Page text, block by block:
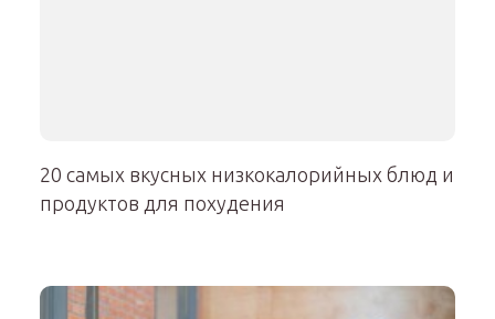
20 самых вкусных низкокалорийных блюд и
продуктов для похудения